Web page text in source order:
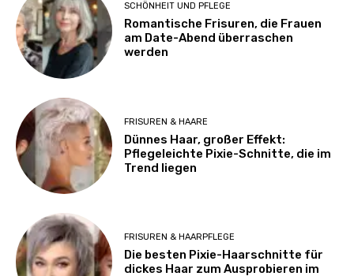
SCHÖNHEIT UND PFLEGE
Romantische Frisuren, die Frauen
am Date-Abend überraschen
werden
FRISUREN & HAARE
Dünnes Haar, großer Effekt:
Pflegeleichte Pixie-Schnitte, die im
Trend liegen
FRISUREN & HAARPFLEGE
Die besten Pixie-Haarschnitte für
dickes Haar zum Ausprobieren im